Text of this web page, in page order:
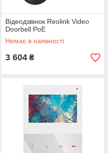
Відеодзвінок Reolink Video
Doorbell PoE
Немає в наявності
3 604 ₴